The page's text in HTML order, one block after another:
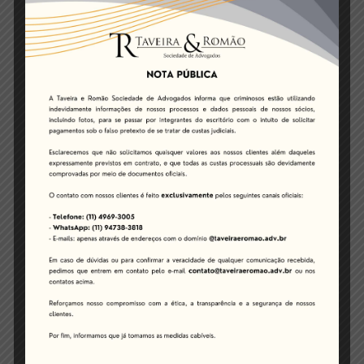
Compliance e Proteção de Dados : Com a LGPD
em vigor, as empresas devem adotar medidas de
conformidade para evitar sanções e proteger a
privacidade dos dados de clientes e colaboradores.
Como a Assessoria Jurídica Pode
Beneficiar seu Negócio
Investir em uma assessoria jurídica especializada é um
diferencial estratégico para garantir:
Maior previsibilidade e segurança nos
investimentos;
Redução de riscos e custos com litígios;
Melhoria na gestão de contratos e obrigações
legais;
Adequação às normativas fiscais e
regulatórias
O Escritório Taveira e Romão Sociedade de Advogados